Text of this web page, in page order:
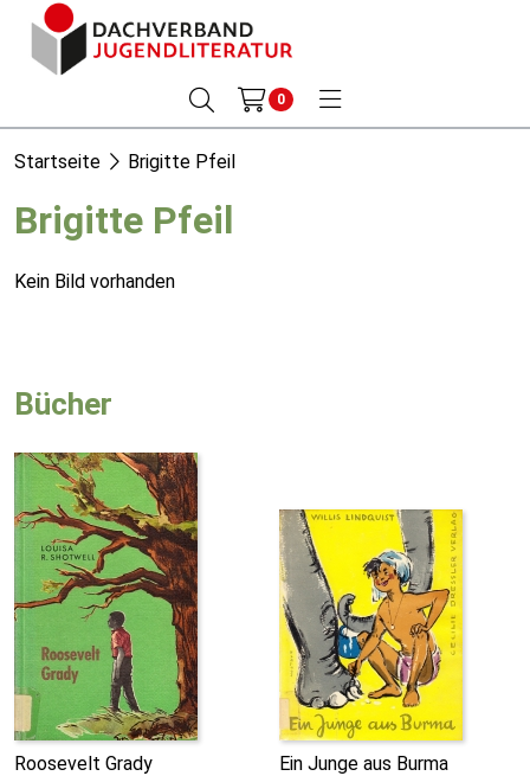
0
Startseite Brigitte Pfeil
Brigitte Pfeil
Kein Bild vorhanden
Bücher
Roosevelt Grady Ein Junge aus Burma